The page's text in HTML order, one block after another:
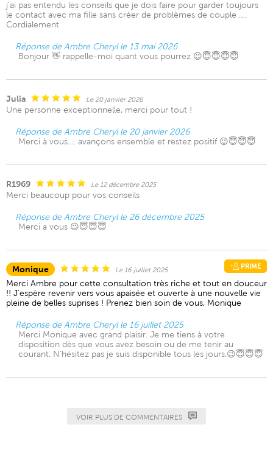
j’ai pas entendu les conseils que je dois faire pour garder toujours
le contact avec ma fille sans créer de problèmes de couple ….
Cordialement
Réponse de Ambre Cheryl le 13 mai 2026
Bonjour 👋 rappelle-moi quant vous pourrez 😉😇😇😇😇
Julia Le 20 janvier 2026
Une personne exceptionnelle, merci pour tout !
Réponse de Ambre Cheryl le 20 janvier 2026
Merci à vous…. avançons ensemble et restez positif 😉😇😇😇
R1969 Le 12 décembre 2025
Merci beaucoup pour vos conseils
Réponse de Ambre Cheryl le 26 décembre 2025
Merci a vous 😉😇😇😇
Monique Le 16 juillet 2025 PRIME
Merci Ambre pour cette consultation très riche et tout en douceur
!! J'espère revenir vers vous apaisée et ouverte à une nouvelle vie
pleine de belles suprises ! Prenez bien soin de vous, Monique
Réponse de Ambre Cheryl le 16 juillet 2025
Merci Monique avec grand plaisir. Je me tiens à votre
disposition dès que vous avez besoin ou de me tenir au
courant. N’hésitez pas je suis disponible tous les jours.😉😇😇😇
VOIR PLUS DE COMMENTAIRES